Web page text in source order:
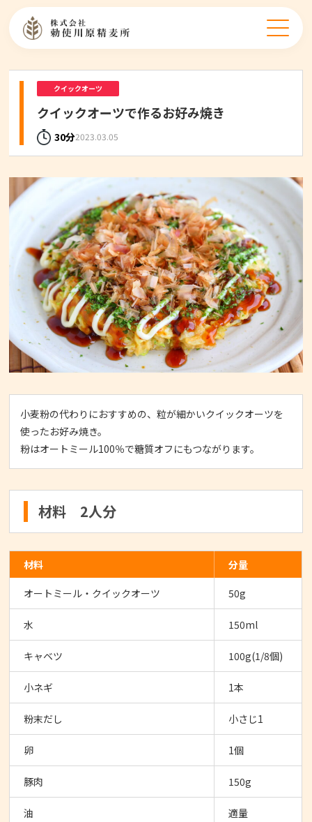
クイックオーツ
クイックオーツで作るお好み焼き
30分2023.03.05
小麦粉の代わりにおすすめの、粒が細かいクイックオーツを
使ったお好み焼き。
粉はオートミール100％で糖質オフにもつながります。
材料 2人分
材料 分量
オートミール・クイックオーツ 50g
水 150ml
キャベツ 100g(1/8個)
小ネギ 1本
粉末だし 小さじ1
卵 1個
豚肉 150g
油 適量